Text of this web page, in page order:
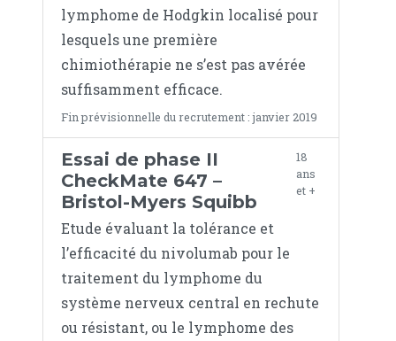
lymphome de Hodgkin localisé pour
lesquels une première
chimiothérapie ne s’est pas avérée
suffisamment efficace.
Fin prévisionnelle du recrutement : janvier 2019
Essai de phase II
CheckMate 647 –
Bristol-Myers Squibb
18
ans
et +
Etude évaluant la tolérance et
l’efficacité du nivolumab pour le
traitement du lymphome du
système nerveux central en rechute
ou résistant, ou le lymphome des